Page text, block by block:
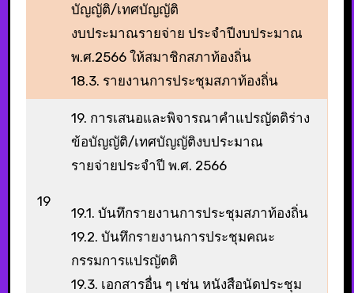
บัญญัติ/เทศบัญญัติ
งบประมาณรายจ่าย ประจำปีงบประมาณ
พ.ศ.2566 ให้สมาชิกสภาท้องถิ่น
18.3. รายงานการประชุมสภาท้องถิ่น
19
19. การเสนอและพิจารณาคําแปรญัตติร่าง
ข้อบัญญัติ/เทศบัญญัติงบประมาณ
รายจ่ายประจําปี พ.ศ. 2566
19.1. บันทึกรายงานการประชุมสภาท้องถิ่น
19.2. บันทึกรายงานการประชุมคณะ
กรรมการแปรญัตติ
19.3. เอกสารอื่น ๆ เช่น หนังสือนัดประชุม